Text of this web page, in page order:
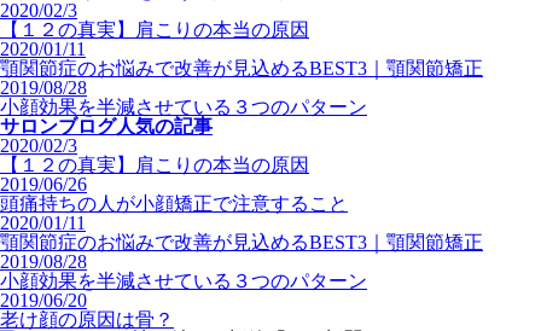
2020/02/3
【１２の真実】肩こりの本当の原因
2020/01/11
顎関節症のお悩みで改善が見込めるBEST3｜顎関節矯正
2019/08/28
小顔効果を半減させている３つのパターン
サロンブログ人気の記事
2020/02/3
【１２の真実】肩こりの本当の原因
2019/06/26
頭痛持ちの人が小顔矯正で注意すること
2020/01/11
顎関節症のお悩みで改善が見込めるBEST3｜顎関節矯正
2019/08/28
小顔効果を半減させている３つのパターン
2019/06/20
老け顔の原因は骨？